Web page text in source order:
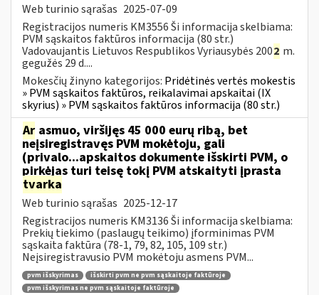
Web turinio sąrašas 2025-07-09
Registracijos numeris KM3556 Ši informacija skelbiama:
PVM sąskaitos faktūros informacija (80 str.)
Vadovaujantis Lietuvos Respublikos Vyriausybės 2002 m.
gegužės 29 d....
Mokesčių žinyno kategorijos: Pridėtinės vertės mokestis
» PVM sąskaitos faktūros, reikalavimai apskaitai (IX
skyrius) » PVM sąskaitos faktūros informacija (80 str.)
Ar asmuo, viršijęs 45 000 eurų ribą, bet
neįsiregistravęs PVM mokėtoju, gali
(privalo...apskaitos dokumente išskirti PVM, o
pirkėjas turi teisę tokį PVM atskaityti įprasta
tvarka
Web turinio sąrašas 2025-12-17
Registracijos numeris KM3136 Ši informacija skelbiama:
Prekių tiekimo (paslaugų teikimo) įforminimas PVM
sąskaita faktūra (78-1, 79, 82, 105, 109 str.)
Neįsiregistravusio PVM mokėtoju asmens PVM...
pvm išskyrimas
išskirti pvm ne pvm sąskaitoje faktūroje
pvm išskyrimas ne pvm sąskaitoje faktūroje